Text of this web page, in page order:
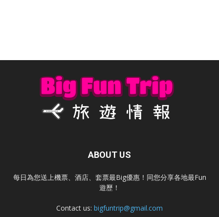
ABOUT US
每日為您送上機票、酒店、套票最Big優惠！同您分享各地最Fun
遊歷！
Contact us: bigfuntrip@gmail.com